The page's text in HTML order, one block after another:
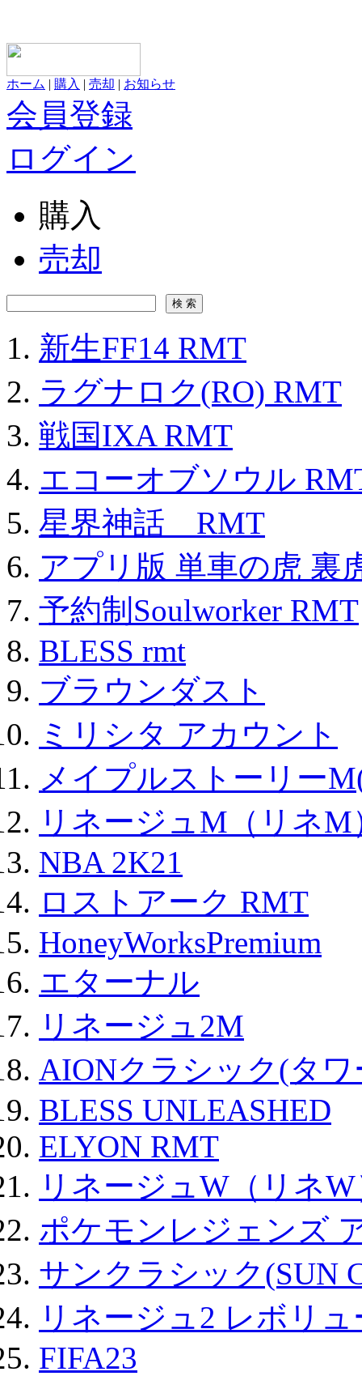
ホーム | 購入 | 売却 | お知らせ
会員登録
ログイン
購入
売却
新生FF14 RMT
ラグナロク(RO) RMT
戦国IXA RMT
エコーオブソウル
星界神話 RMT
アプリ版 単車の虎 裏
予約制Soulworker RMT
BLESS rmt
ブラウンダスト
ミリシタ アカウント
メイプルストーリー
リネージュM（リネM
NBA 2K21
ロストアーク RMT
HoneyWorksPremium
エターナル
リネージュ2M
AIONクラシック(タ
BLESS UNLEASHED
ELYON RMT
リネージュW（リネ
ポケモンレジェンズ
サンクラシック(SUN
リネージュ2 レボリ
FIFA23